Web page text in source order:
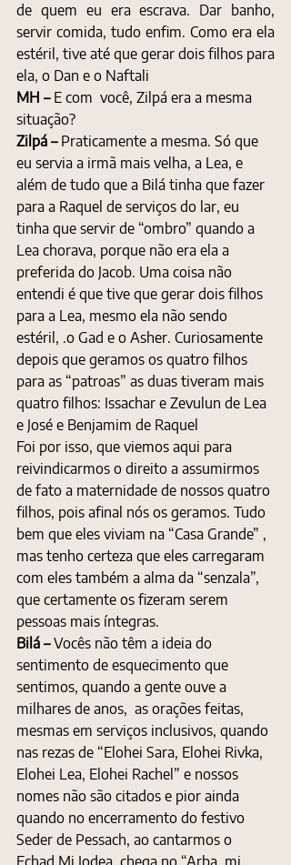
de quem eu era escrava. Dar banho,
servir comida, tudo enfim. Como era ela
estéril, tive até que gerar dois filhos para
ela, o Dan e o Naftali
MH – E com  você, Zilpá era a mesma
situação?
Zilpá – Praticamente a mesma. Só que
eu servia a irmã mais velha, a Lea, e
além de tudo que a Bilá tinha que fazer
para a Raquel de serviços do lar, eu
tinha que servir de “ombro” quando a
Lea chorava, porque não era ela a
preferida do Jacob. Uma coisa não
entendi é que tive que gerar dois filhos
para a Lea, mesmo ela não sendo
estéril, .o Gad e o Asher. Curiosamente
depois que geramos os quatro filhos
para as “patroas” as duas tiveram mais
quatro filhos: Issachar e Zevulun de Lea
e José e Benjamim de Raquel
Foi por isso, que viemos aqui para
reivindicarmos o direito a assumirmos
de fato a maternidade de nossos quatro
filhos, pois afinal nós os geramos. Tudo
bem que eles viviam na “Casa Grande” ,
mas tenho certeza que eles carregaram
com eles também a alma da “senzala”,
que certamente os fizeram serem
pessoas mais íntegras.
Bilá – Vocês não têm a ideia do
sentimento de esquecimento que
sentimos, quando a gente ouve a
milhares de anos,  as orações feitas,
mesmas em serviços inclusivos, quando
nas rezas de “Elohei Sara, Elohei Rivka,
Elohei Lea, Elohei Rachel” e nossos
nomes não são citados e pior ainda
quando no encerramento do festivo
Seder de Pessach, ao cantarmos o
Echad Mi Iodea, chega no “Arba, mi